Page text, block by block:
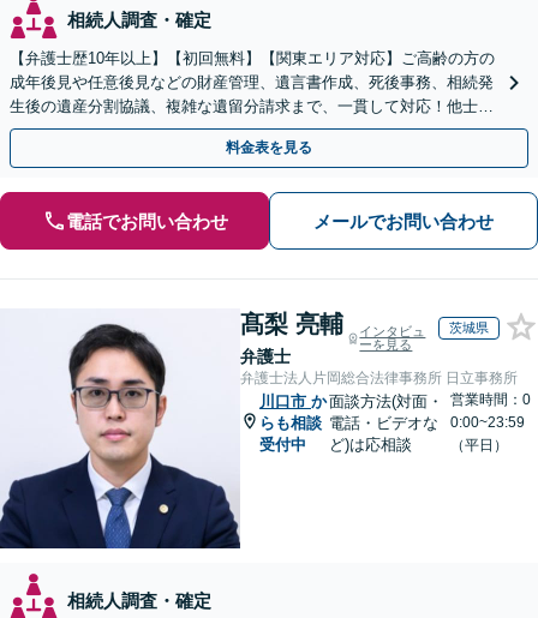
相続人調査・確定
【弁護士歴10年以上】【初回無料】【関東エリア対応】ご高齢の方の
成年後見や任意後見などの財産管理、遺言書作成、死後事務、相続発
生後の遺産分割協議、複雑な遺留分請求まで、一貫して対応！他士業
との連携力を活かした最適解の追求【WEB面談対応】
料金表を見る
電話でお問い合わせ メールでお問い合わせ
髙梨 亮輔
弁護士
インタビュ
ーを見る
茨城県
弁護士法人片岡総合法律事務所 日立事務所
川口市 か
らも相談
受付中
面談方法(対面・
電話・ビデオな
ど)は応相談
営業時間：0
0:00~23:59
（平日）
相続人調査・確定